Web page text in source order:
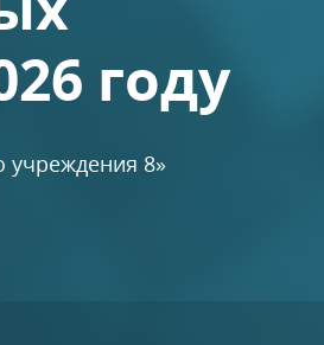
году
учреждения 8»